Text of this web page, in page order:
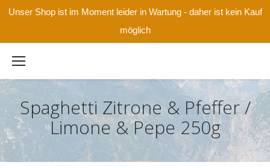
Unser Shop ist im Moment leider in Wartung - daher ist kein Kauf
möglich
Spaghetti Zitrone & Pfeffer /
Limone & Pepe 250g